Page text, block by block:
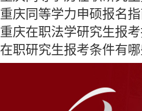
重庆同等学力申硕报名
重庆在职法学研究生报考指
在职研究生报考条件有